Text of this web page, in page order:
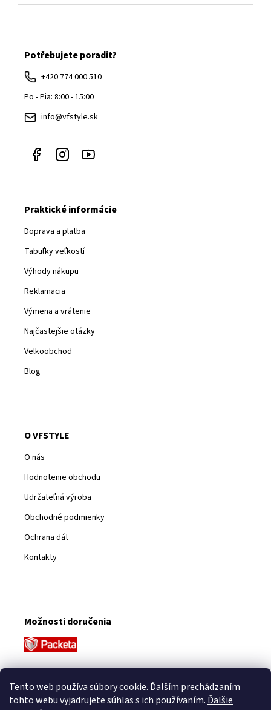
Tento web používa súbory cookie. Ďalším prechádzaním
tohto webu vyjadrujete súhlas s ich používaním. Ďalšie
Potřebujete poradit?
+420 774 000 510
Po - Pia: 8:00 - 15:00
info@vfstyle.sk
Praktické informácie
Doprava a platba
Tabuľky veľkostí
Výhody nákupu
Reklamacia
Výmena a vrátenie
Najčastejšie otázky
Velkoobchod
Blog
O VFSTYLE
O nás
Hodnotenie obchodu
Udržateľná výroba
Obchodné podmienky
Ochrana dát
Kontakty
Možnosti doručenia